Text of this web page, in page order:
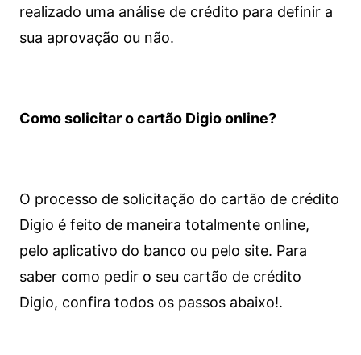
realizado uma análise de crédito para definir a
sua aprovação ou não.
Como solicitar o cartão Digio online?
O processo de solicitação do cartão de crédito
Digio é feito de maneira totalmente online,
pelo aplicativo do banco ou pelo site. Para
saber como pedir o seu cartão de crédito
Digio, confira todos os passos abaixo!.